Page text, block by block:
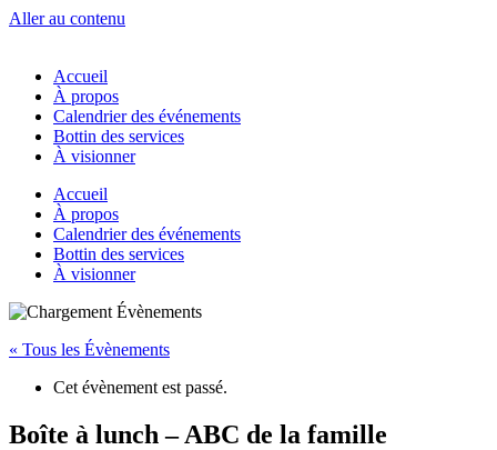
Aller au contenu
Accueil
À propos
Calendrier des événements
Bottin des services
À visionner
Accueil
À propos
Calendrier des événements
Bottin des services
À visionner
« Tous les Évènements
Cet évènement est passé.
Boîte à lunch – ABC de la famille